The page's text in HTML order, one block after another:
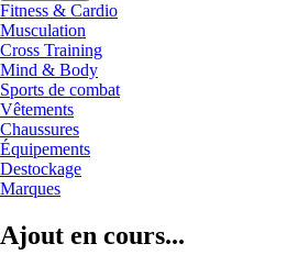
Fitness & Cardio
Musculation
Cross Training
Mind & Body
Sports de combat
Vêtements
Chaussures
Équipements
Destockage
Marques
Ajout en cours...